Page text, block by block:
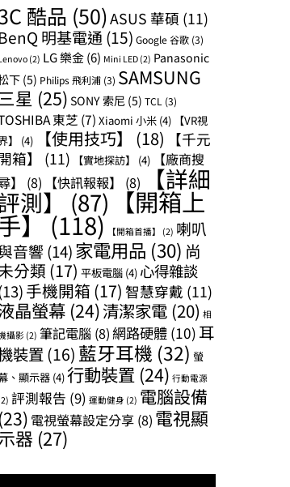
酷品 (50)ASUS 華碩 (11)
BenQ 明基電通 (15) Google 谷歌 (3)
(2) LG 樂金(6) Mini LED (2) Panasonic
下 (5) Philips 飛利浦 (3) SAMSUNG
星 (25) SONY 索尼 (5) TCL (3)
東芝 (7) Xiaomi 小米 (4) 【VR視
】
(4) 【使用技巧】 (18)
【千元
箱】
(11) 【實地探訪】 (4)
【廠商搜
】
(8) 【快訊報報】 (8) 【詳細
測】 (87)【開箱上
】(118) 【開箱首播】 (2) 喇叭
音響 (14)家電用品 (30) 尚
分類 (17) 平板電腦 (4) 心得雜談
手機開箱 (17) 智慧穿戴 (11)
晶螢幕 (24)清潔家電 (20) 相
攝影 (2) 筆記電腦 (8)網路硬體 (10) 耳
裝置 (16) 藍牙耳機 (32) 螢
、顯示器 (4)行動裝置 (24) 行動電源
評測報告 (9) 運動健身 (2) 電腦設備
(23) 電視螢幕設定分享 (8) 電視顯
器 (27)